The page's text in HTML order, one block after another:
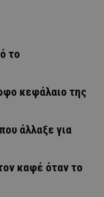
το
κεφάλαιο της
άλλαξε για
καφέ όταν το